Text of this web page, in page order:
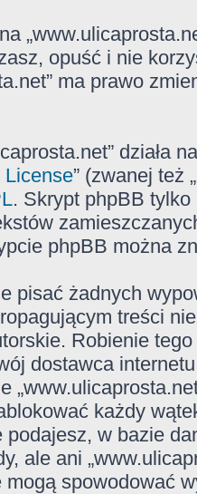
opuść i nie
ma prawo
działa
License” (zwanej też
. Skrypt phpBB tylko
phpBB można
pisać żadnych
treści
Robienie
dostawca
każdy
podajesz, w bazie
ale ani
mogą spowodować